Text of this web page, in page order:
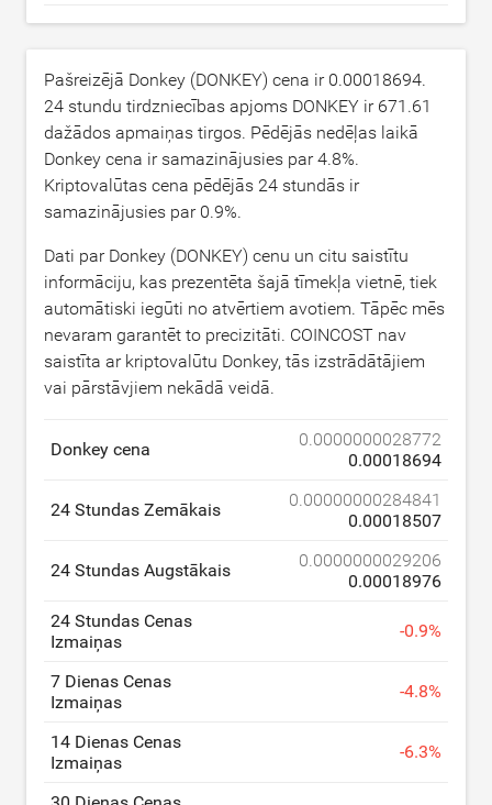
Pašreizējā Donkey (DONKEY) cena ir 0.00018694.
24 stundu tirdzniecības apjoms DONKEY ir 671.61
dažādos apmaiņas tirgos. Pēdējās nedēļas laikā
Donkey cena ir samazinājusies par4.8%.
Kriptovalūtas cena pēdējās 24 stundās ir
samazinājusies par 0.9%.
Dati par Donkey (DONKEY) cenu un citu saistītu
informāciju, kas prezentēta šajā tīmekļa vietnē, tiek
automātiski iegūti no atvērtiem avotiem. Tāpēc mēs
nevaram garantēt to precizitāti. COINCOST nav
saistīta ar kriptovalūtu Donkey, tās izstrādātājiem
vai pārstāvjiem nekādā veidā.
Donkey cena
0.0000000028772
0.00018694
24 Stundas Zemākais
0.00000000284841
0.00018507
24 Stundas Augstākais
0.0000000029206
0.00018976
24 Stundas Cenas
Izmaiņas
-0.9%
7 Dienas Cenas
Izmaiņas
-4.8%
14 Dienas Cenas
Izmaiņas
-6.3%